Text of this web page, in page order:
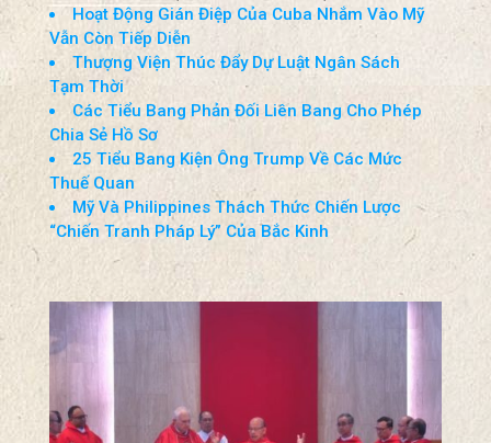
Tin Cuối Tuần (01-02-Aug-2026)
Hoạt Động Gián Điệp Của Cuba Nhắm Vào Mỹ
Vẫn Còn Tiếp Diễn
Thượng Viện Thúc Đẩy Dự Luật Ngân Sách
Tạm Thời
Các Tiểu Bang Phản Đối Liên Bang Cho Phép
Chia Sẻ Hồ Sơ
25 Tiểu Bang Kiện Ông Trump Về Các Mức
Thuế Quan
“Chiến Tranh Pháp Lý” Của Bắc Kinh